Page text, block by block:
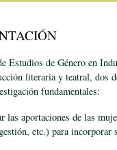
Estudios de Género en
literaria y teatral, dos
fundamentales:
las aportaciones de las
etc.) para incorporar